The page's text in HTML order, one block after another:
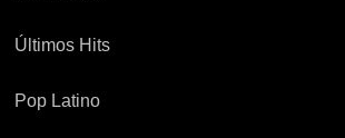
Últimos Hits
Pop Latino